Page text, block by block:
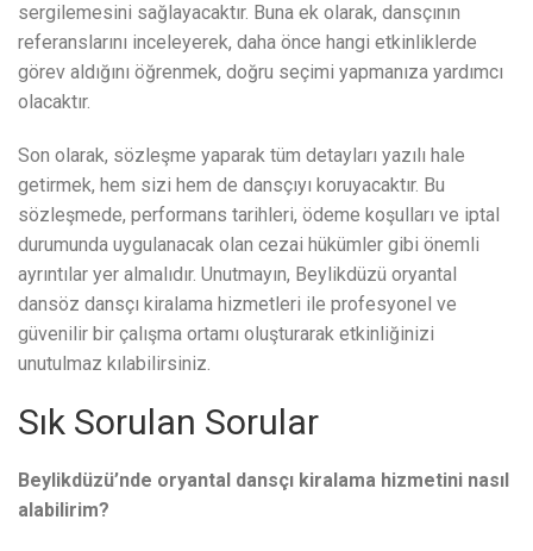
sergilemesini sağlayacaktır. Buna ek olarak, dansçının
referanslarını inceleyerek, daha önce hangi etkinliklerde
görev aldığını öğrenmek, doğru seçimi yapmanıza yardımcı
olacaktır.
Son olarak, sözleşme yaparak tüm detayları yazılı hale
getirmek, hem sizi hem de dansçıyı koruyacaktır. Bu
sözleşmede, performans tarihleri, ödeme koşulları ve iptal
durumunda uygulanacak olan cezai hükümler gibi önemli
ayrıntılar yer almalıdır. Unutmayın, Beylikdüzü oryantal
dansöz dansçı kiralama hizmetleri ile profesyonel ve
güvenilir bir çalışma ortamı oluşturarak etkinliğinizi
unutulmaz kılabilirsiniz.
Sık Sorulan Sorular
Beylikdüzü’nde oryantal dansçı kiralama hizmetini nasıl
alabilirim?